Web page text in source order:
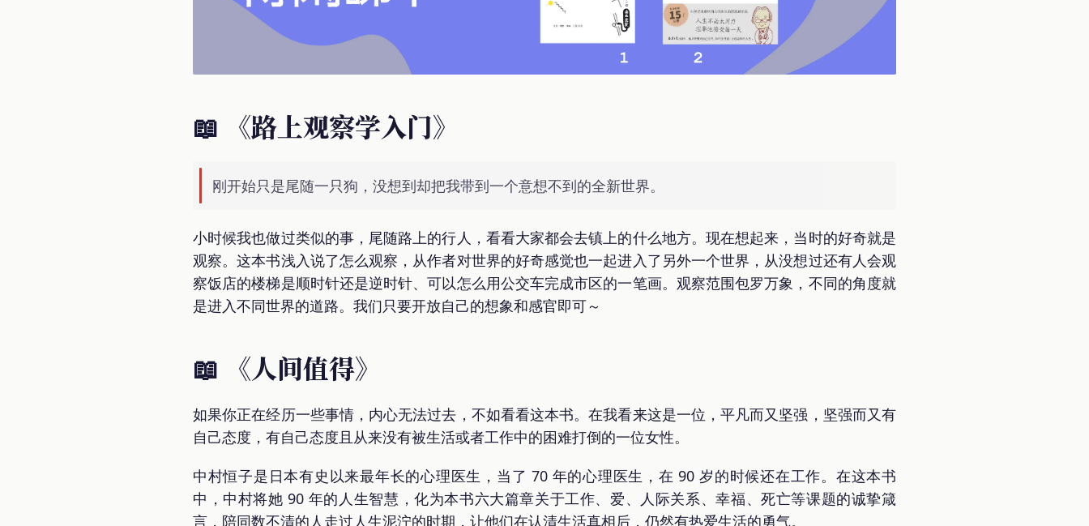
📖 《路上观察学入门》
刚开始只是尾随一只狗，没想到却把我带到一个意想不到的全新世界。
小时候我也做过类似的事，尾随路上的行人，看看大家都会去镇上的什么地方。现在想起来，当时的好奇就是
观察。这本书浅入说了怎么观察，从作者对世界的好奇感觉也一起进入了另外一个世界，从没想过还有人会观
察饭店的楼梯是顺时针还是逆时针、可以怎么用公交车完成市区的一笔画。观察范围包罗万象，不同的角度就
是进入不同世界的道路。我们只要开放自己的想象和感官即可～
📖 《人间值得》
如果你正在经历一些事情，内心无法过去，不如看看这本书。在我看来这是一位，平凡而又坚强，坚强而又有
自己态度，有自己态度且从来没有被生活或者工作中的困难打倒的一位女性。
中村恒子是日本有史以来最年长的心理医生，当了 70 年的心理医生，在 90 岁的时候还在工作。在这本书
中，中村将她 90 年的人生智慧，化为本书六大篇章关于工作、爱、人际关系、幸福、死亡等课题的诚挚箴
言，陪同数不清的人走过人生泥泞的时期，让他们在认清生活真相后，仍然有热爱生活的勇气。